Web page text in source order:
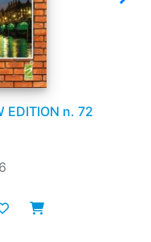
EDITION n. 72